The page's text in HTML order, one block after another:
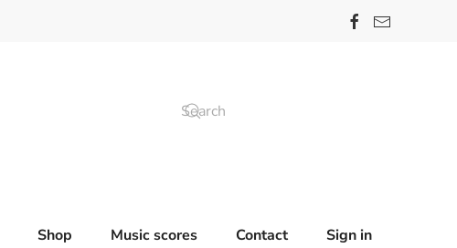
Shop Music scores Contact Sign in